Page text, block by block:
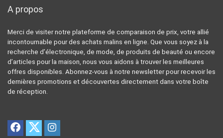
A propos
Merci de visiter notre plateforme de comparaison de prix, votre allié
incontournable pour des achats malins en ligne. Que vous soyez à la
recherche d’électronique, de mode, de produits de beauté ou encore
d’articles pour la maison, nous vous aidons à trouver les meilleures
offres disponibles. Abonnez-vous à notre newsletter pour recevoir les
dernières promotions et découvertes directement dans votre boîte
de réception.